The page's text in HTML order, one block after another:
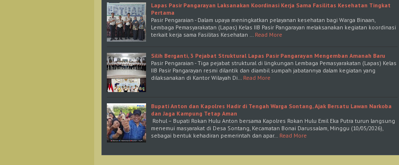
Lapas Pasir Pangarayan Laksanakan Koordinasi Kerja Sama Fasilitas Kesehatan Tingkat
Pertama
Pasir Pengaraian - Dalam upaya meningkatkan pelayanan kesehatan bagi Warga Binaan,
Lembaga Pemasyarakatan (Lapas) Kelas IIB Pasir Pangarayan melaksanakan kegiatan koordinasi
terkait kerja sama Fasilitas Kesehatan … Read More
Silih Berganti, 3 Pejabat Struktural Lapas Pasir Pangarayan Mengemban Amanah Baru
Pasir Pengaraian - Tiga pejabat struktural di lingkungan Lembaga Pemasyarakatan (Lapas) Kelas
IIB Pasir Pangarayan resmi dilantik dan diambil sumpah jabatannya dalam kegiatan yang
dilaksanakan di Kantor Wilayah Di… Read More
Bupati Anton dan Kapolres Hadir di Tengah Warga Sontang, Ajak Bersatu Lawan Narkoba
dan Jaga Kampung Tetap Aman
Rohul – Bupati Rokan Hulu Anton bersama Kapolres Rokan Hulu Emil Eka Putra turun langsung
menemui masyarakat di Desa Sontang, Kecamatan Bonai Darussalam, Minggu (10/05/2026),
sebagai bentuk kehadiran pemerintah dan apar… Read More